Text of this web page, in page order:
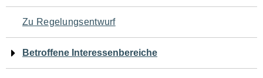
für
den
Seiteninhalt
Zu Regelungsentwurf
Betroffene Interessenbereiche